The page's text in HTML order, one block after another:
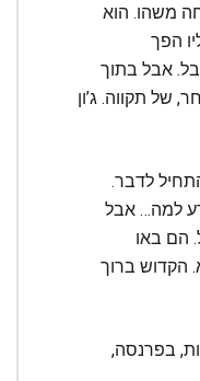
משהו. הוא
הפך
אבל בתוך
תקווה. ג’ון
לדבר.
למה… אבל
הם באו
הקדוש ברוך
בפרנסה,